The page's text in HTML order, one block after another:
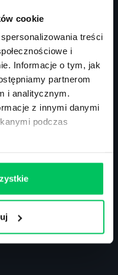
cookie
treści
i
Informacje o tym, jak
partnerom
i analitycznym.
z innymi danymi
podczas